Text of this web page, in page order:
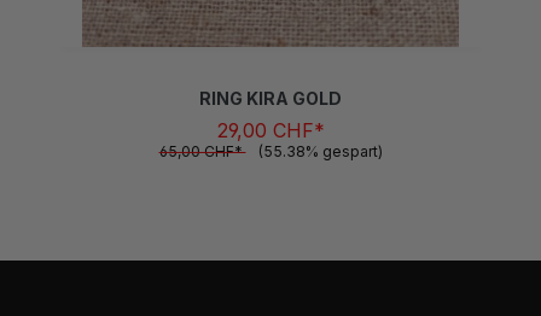
29,00 CHF*
65,00 CHF* (55.38% gespart)